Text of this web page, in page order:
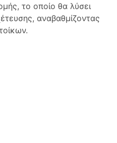
το οποίο θα λύσει
αναβαθμίζοντας